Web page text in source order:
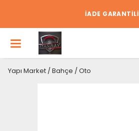
İADE GARANTİLİ
Yapı Market / Bahçe / Oto